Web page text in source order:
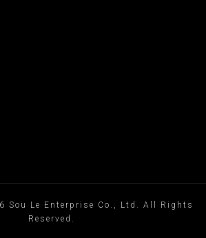
Sou Le Enterprise Co., Ltd. All Rights
Reserved.